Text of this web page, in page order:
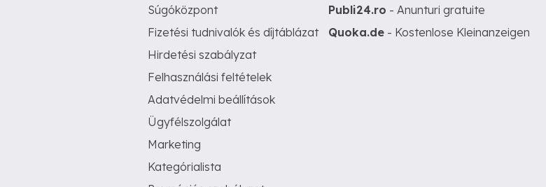
Súgóközpont
Fizetési tudnivalók és díjtáblázat
Hirdetési szabályzat
Felhasználási feltételek
Adatvédelmi beállítások
Ügyfélszolgálat
Marketing
Kategórialista
Publi24.ro - Anunturi gratuite
Quoka.de - Kostenlose Kleinanzeigen